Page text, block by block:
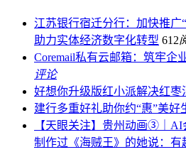
江苏银行宿迁分行：加快推广
助力实体经济数字化转型 612
Coremail私有云邮箱：筑牢企
评论
好想你升级版红小派解决红枣
建行多重好礼助你约“惠”美好
【天眼关注】贵州动画③｜
制作过《海贼王》的她说：有